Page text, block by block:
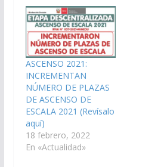
ASCENSO 2021:
INCREMENTAN
NÚMERO DE PLAZAS
DE ASCENSO DE
ESCALA 2021 (Revísalo
aquí)
18 febrero, 2022
En «Actualidad»